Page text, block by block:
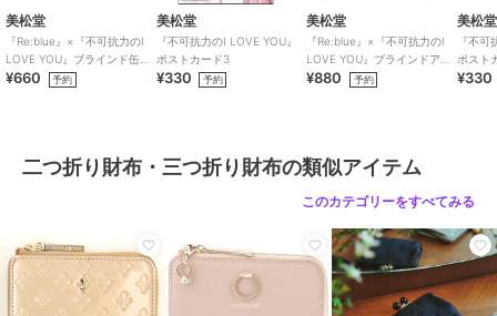
商品カテゴリ 財布・ポーチ・ケース ／二つ折
り財布・三つ折り財布
性別タイプ
レディース
財布・ポーチ・ケース
二つ折
財布・ポーチ・ケース ／二つ折
り財布・三つ折り財布
サイズ **
特徴
財布・ポーチ・ケース
かぶせ式
美松堂
『Re:blue』×『不可抗力のI
LOVE YOU』ブラインド缶バ
ッジ（全6種）
¥660 予約
美松堂
『不可抗力のI LOVE YOU』
ポストカード3
¥330 予約
美松堂
『Re:blue』×『不可抗力のI
LOVE YOU』ブラインドアク
リルキーホルダー（全6種）
¥880 予約
美松堂
『不
ポスト
¥330
二つ折り財布・三つ折り財布の類似アイテム
このカテゴリーをすべてみる